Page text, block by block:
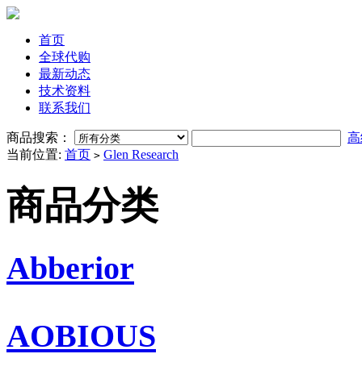
首页
全球代购
最新动态
技术资料
联系我们
商品搜索：
当前位置: 首页 > Glen Research
商品分类
Abberior
AOBIOUS